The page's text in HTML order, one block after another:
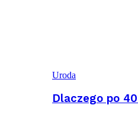
Uroda
Dlaczego po